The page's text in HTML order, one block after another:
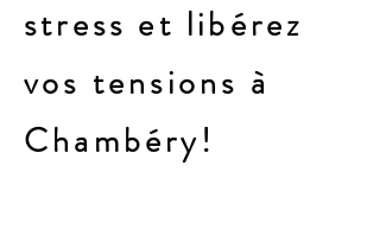
stress et libérez
vos tensions à
Chambéry!